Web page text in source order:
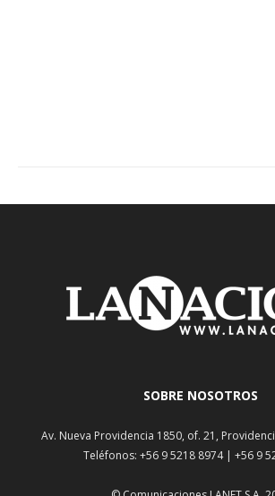
SOBRE NOSOTROS
Av. Nueva Providencia 1850, of. 21,
Teléfonos: +56 9 5218 8974 | +56 9